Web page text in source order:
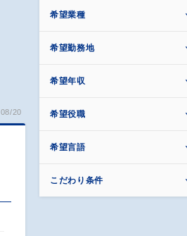
20
希望業種
希望勤務地
希望年収
希望役職
希望言語
こだわり条件